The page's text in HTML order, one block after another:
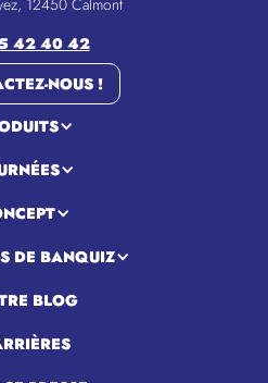
12450 Calmont
42 40 42
NOUS !
DE BANQUIZ
BLOG